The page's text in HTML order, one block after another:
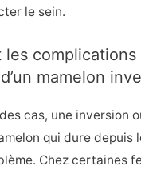
le sein.
les complications
mamelon
cas, une inversion
qui dure depuis
Chez certaines